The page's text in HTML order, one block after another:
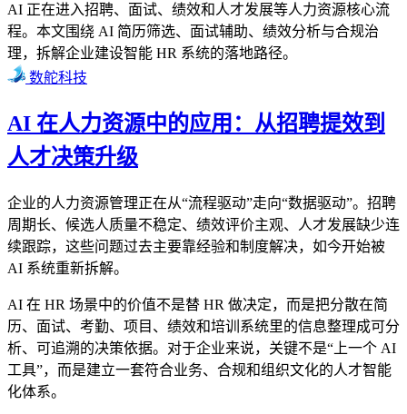
AI 正在进入招聘、面试、绩效和人才发展等人力资源核心流
程。本文围绕 AI 简历筛选、面试辅助、绩效分析与合规治
理，拆解企业建设智能 HR 系统的落地路径。
数舵科技
AI 在人力资源中的应用：从招聘提效到
人才决策升级
企业的人力资源管理正在从“流程驱动”走向“数据驱动”。招聘
周期长、候选人质量不稳定、绩效评价主观、人才发展缺少连
续跟踪，这些问题过去主要靠经验和制度解决，如今开始被
AI 系统重新拆解。
AI 在 HR 场景中的价值不是替 HR 做决定，而是把分散在简
历、面试、考勤、项目、绩效和培训系统里的信息整理成可分
析、可追溯的决策依据。对于企业来说，关键不是“上一个 AI
工具”，而是建立一套符合业务、合规和组织文化的人才智能
化体系。